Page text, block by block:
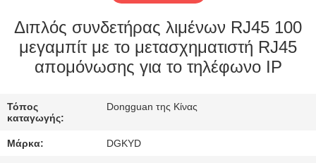
ΓΎΡΟΣ
ΕΡΓΟΣΤΑΣΊΩΝ
ΠΟΙΟΤΙΚΌΣ
ΈΛΕΓΧΟΣ
Διπλός συνδετήρας λιμένων RJ45 100
μεγαμπίτ με το μετασχηματιστή RJ45
απομόνωσης για το τηλέφωνο IP
Τόπος
καταγωγής:
Dongguan της Κίνας
Μάρκα: DGKYD